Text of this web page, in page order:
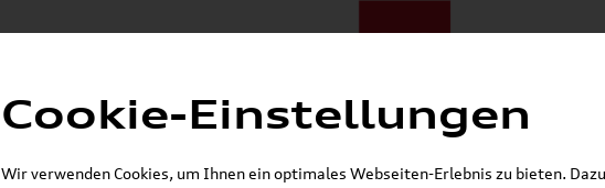
Cookie-Einstellungen
Wir verwenden Cookies, um Ihnen ein optimales Webseiten-Erlebnis zu bieten.